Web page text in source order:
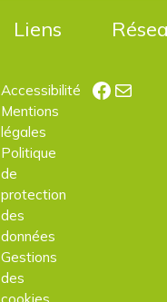
Liens
Accessibilité
Mentions
légales
Politique
de
protection
des
données
Gestions
des
E-mail